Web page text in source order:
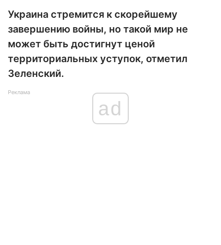
Украина стремится к скорейшему
завершению войны, но такой мир не
может быть достигнут ценой
территориальных уступок, отметил
Зеленский.
Реклама
ad